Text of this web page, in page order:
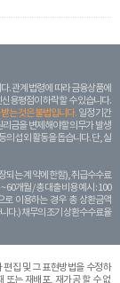
. 관계 법령에 따라 금융상품에
용평점이 하락할 수 있습니다.
는 것은 불법입니다. 일정 기간
금을 변제해야할 의무가 발생
의 섭외 활동을 돕습니다. 단, 실
되는 계 약에 한함), 취급수수료
60개월 / 총 대출 비용 예시 : 100
로 이용하는 경우 총 상환금액
다.) 채무의 조기 상환수수료율
집 및 그 표현방법을 수정하
또는 재배포, 재가공 할 수 없